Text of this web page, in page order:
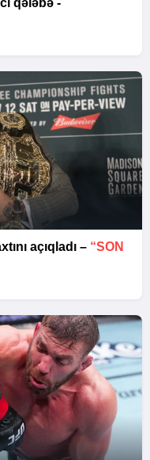
açıqladı – “SON